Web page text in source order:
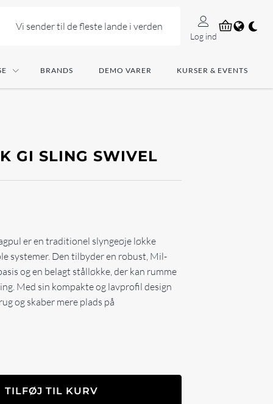
Vi sender til de fleste lande i verden
Log ind
BRANDS DEMO VARER KURSER & EVENTS
GI SLING SWIVEL
er en traditionel slyngeøje løkke
systemer. Den tilbyder en robust, Mil-
og en belagt stålløkke, der kan rumme
Med sin kompakte og lavprofil design
og skaber mere plads på
TILFØJ TIL KURV